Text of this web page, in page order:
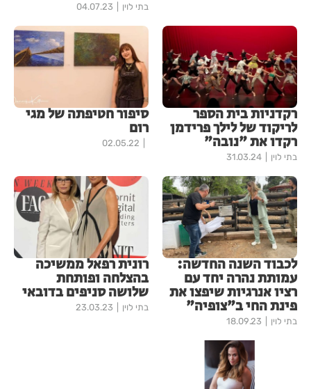
בתי לוין 04.07.23
רקדניות בית הספר
לריקוד של לילך פרידמן
רקדו את "נובה"
בתי לוין 31.03.24
סיפור חטיפתה של מגי
רום
02.05.22
לכבוד השנה החדשה:
עמותת נהרה יחד עם
רציו אנרגיות שיפצו את
פינת החי ב"צופיה"
בתי לוין 18.09.23
רונית רפאל ממשיכה
בהצלחה ופותחת
שלושה סניפים בדובאי
בתי לוין 23.03.23